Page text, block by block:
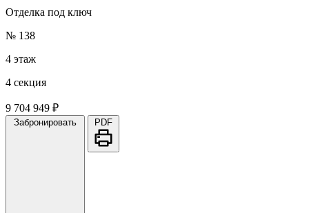
Отделка под ключ
№ 138
4 этаж
4 секция
9 704 949 ₽
Забронировать PDF